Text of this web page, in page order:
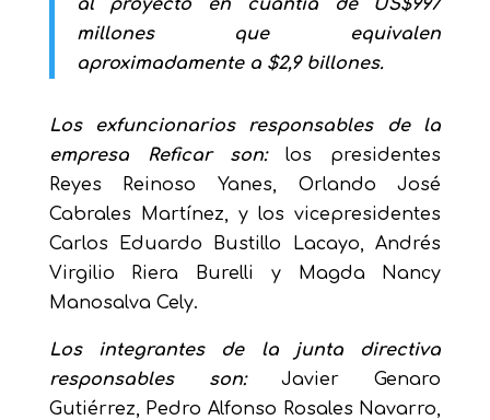
al proyecto en cuantía de US$997
millones que equivalen
aproximadamente a $2,9 billones.
Los exfuncionarios responsables de la
empresa Reficar son:
los presidentes
Reyes Reinoso Yanes, Orlando José
Cabrales Martínez, y los vicepresidentes
Carlos Eduardo Bustillo Lacayo, Andrés
Virgilio Riera Burelli y Magda Nancy
Manosalva Cely.
Los integrantes de la junta directiva
responsables son:
Javier Genaro
Gutiérrez, Pedro Alfonso Rosales Navarro,